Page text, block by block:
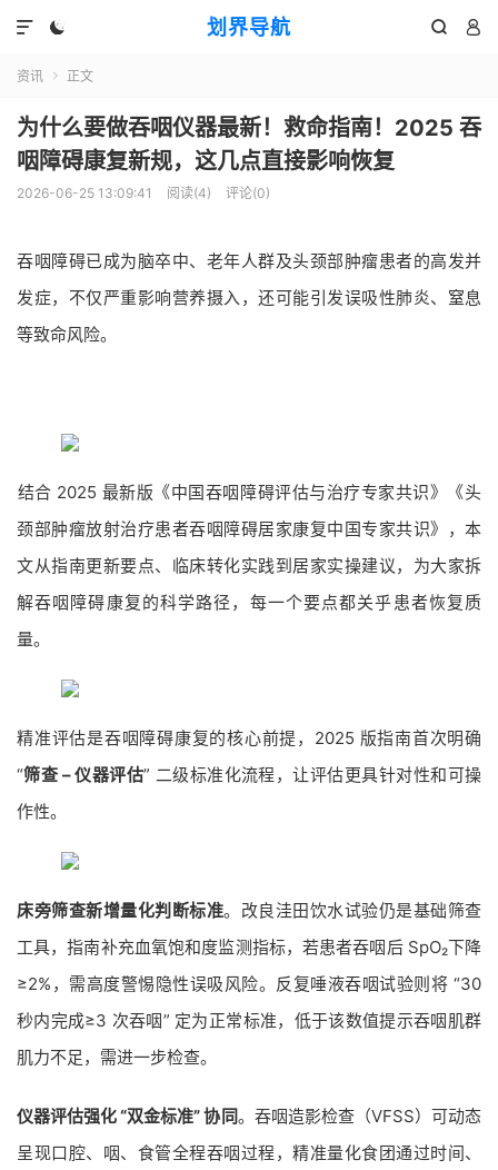
划界导航
  

资讯  正文
为什么要做吞咽仪器最新！救命指南！2025 吞
咽障碍康复新规，这几点直接影响恢复
2026-06-25 13:09:41 阅读(4) 评论(0)
吞咽障碍已成为脑卒中、老年人群及头颈部肿瘤患者的高发并
发症，不仅严重影响营养摄入，还可能引发误吸性肺炎、窒息
等致命风险。
​结合 2025 最新版《中国吞咽障碍评估与治疗专家共识》《头
颈部肿瘤放射治疗患者吞咽障碍居家康复中国专家共识》，本
文从指南更新要点、临床转化实践到居家实操建议，为大家拆
解吞咽障碍康复的科学路径，每一个要点都关乎患者恢复质
量。
精准评估是吞咽障碍康复的核心前提，2025 版指南首次明确
“筛查 – 仪器评估” 二级标准化流程，让评估更具针对性和可操
作性。
床旁筛查新增量化判断标准。改良洼田饮水试验仍是基础筛查
工具，指南补充血氧饱和度监测指标，若患者吞咽后 SpO₂下降
≥2%，需高度警惕隐性误吸风险。反复唾液吞咽试验则将 “30
秒内完成≥3 次吞咽” 定为正常标准，低于该数值提示吞咽肌群
肌力不足，需进一步检查。
仪器评估强化 “双金标准” 协同。吞咽造影检查（VFSS）可动态
呈现口腔、咽、食管全程吞咽过程，精准量化食团通过时间、